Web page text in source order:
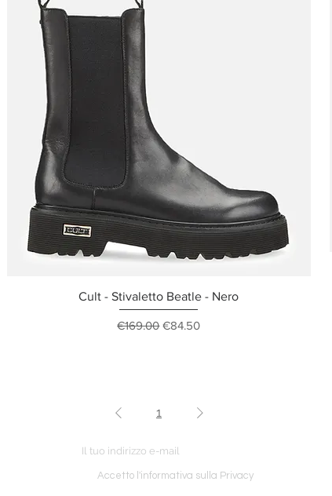
Cult - Stivaletto Beatle - Nero
Regular Price
€169.00 Sale Price
€84.50
1
Accetto l'informativa sulla Privacy